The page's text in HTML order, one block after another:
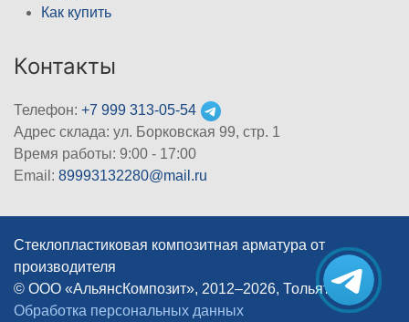
Как купить
Контакты
Телефон: +7 999 313-05-54
Адрес склада: ул. Борковская 99, стр. 1
Время работы: 9:00 - 17:00
Email: 89993132280@mail.ru
Стеклопластиковая композитная арматура от
производителя
© ООО «АльянсКомпозит», 2012–2026, Тольятти
|
Обработка персональных данных